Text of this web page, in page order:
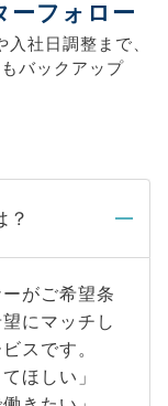
ーフォロー
入社日調整まで、
バックアップ
？
がご希望条
にマッチし
スです。
ほしい」